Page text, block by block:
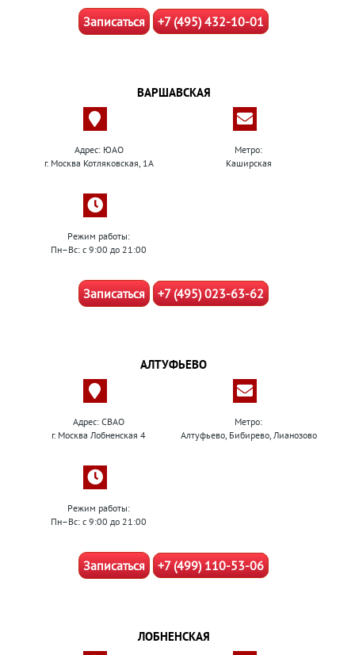
Записаться +7 (495) 432-10-01
ВАРШАВСКАЯ
Адрес: ЮАО
г. Москва Котляковская, 1А
Метро:
Каширская
Режим работы:
Пн–Вс: с 9:00 до 21:00
Записаться +7 (495) 023-63-62
АЛТУФЬЕВО
Адрес: СВАО
г. Москва Лобненская 4
Метро:
Алтуфьево, Бибирево, Лианозово
Режим работы:
Пн–Вс: с 9:00 до 21:00
Записаться +7 (499) 110-53-06
ЛОБНЕНСКАЯ